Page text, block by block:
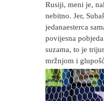
Rusiji, meni je,
nebitno. Jer,
jedanaesterca
povijesna
suzama, to je
mržnjom i